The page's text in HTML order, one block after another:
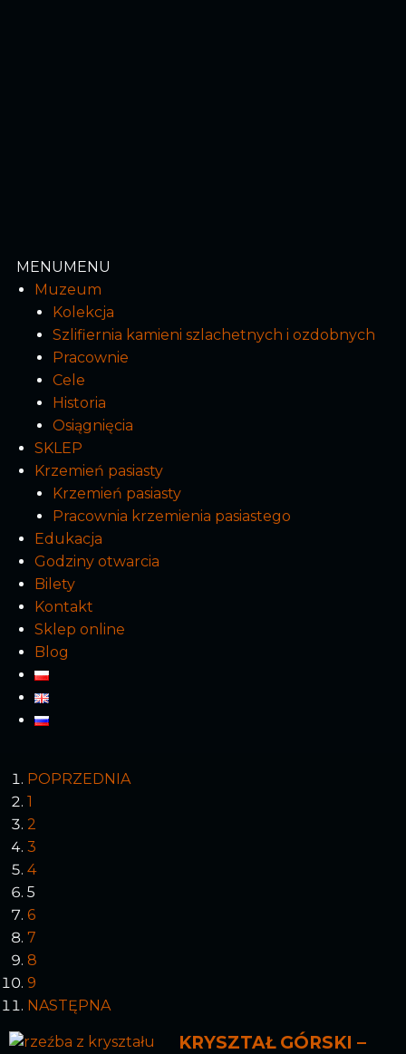
MENUMENU
Muzeum
Kolekcja
Szlifiernia kamieni szlachetnych i ozdobnych
Pracownie
Cele
Historia
Osiągnięcia
SKLEP
Krzemień pasiasty
Krzemień pasiasty
Pracownia krzemienia pasiastego
Edukacja
Godziny otwarcia
Bilety
Kontakt
Sklep online
Blog
POPRZEDNIA
1
2
3
4
5
6
7
8
9
NASTĘPNA
KRYSZTAŁ GÓRSKI –